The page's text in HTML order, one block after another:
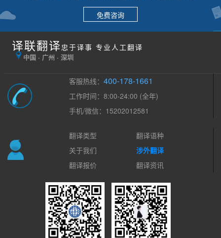
免费咨询
译联翻译 忠于译事 专业人工翻译
中国 · 广州 · 深圳
客服热线：400-178-1661
工作时间：8:00-24:00 (全年)
手机/微信：15202012581
翻译类型
翻译语种
关于我们
涉外翻译
翻译报价
翻译资讯